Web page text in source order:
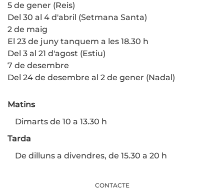
5 de gener (Reis)
Del 30 al 4 d'abril (Setmana Santa)
2 de maig
El 23 de juny tanquem a les 18.30 h
Del 3 al 21 d'agost (Estiu)
7 de desembre
Del 24 de desembre al 2 de gener (Nadal)
Matins
Dimarts de 10 a 13.30 h
Tarda
De dilluns a divendres, de 15.30 a 20 h
CONTACTE